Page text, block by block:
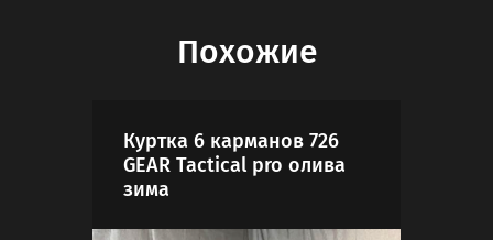
Похожие
Куртка 6 карманов 726
GEAR Tactical pro олива
зима